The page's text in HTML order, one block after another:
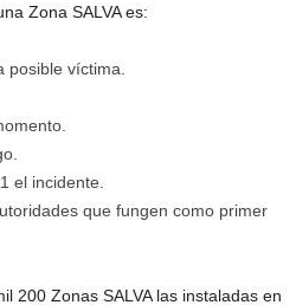
Zona SALVA es:
posible víctima.
el incidente.
que fungen como primer
200 Zonas SALVA las instaladas en